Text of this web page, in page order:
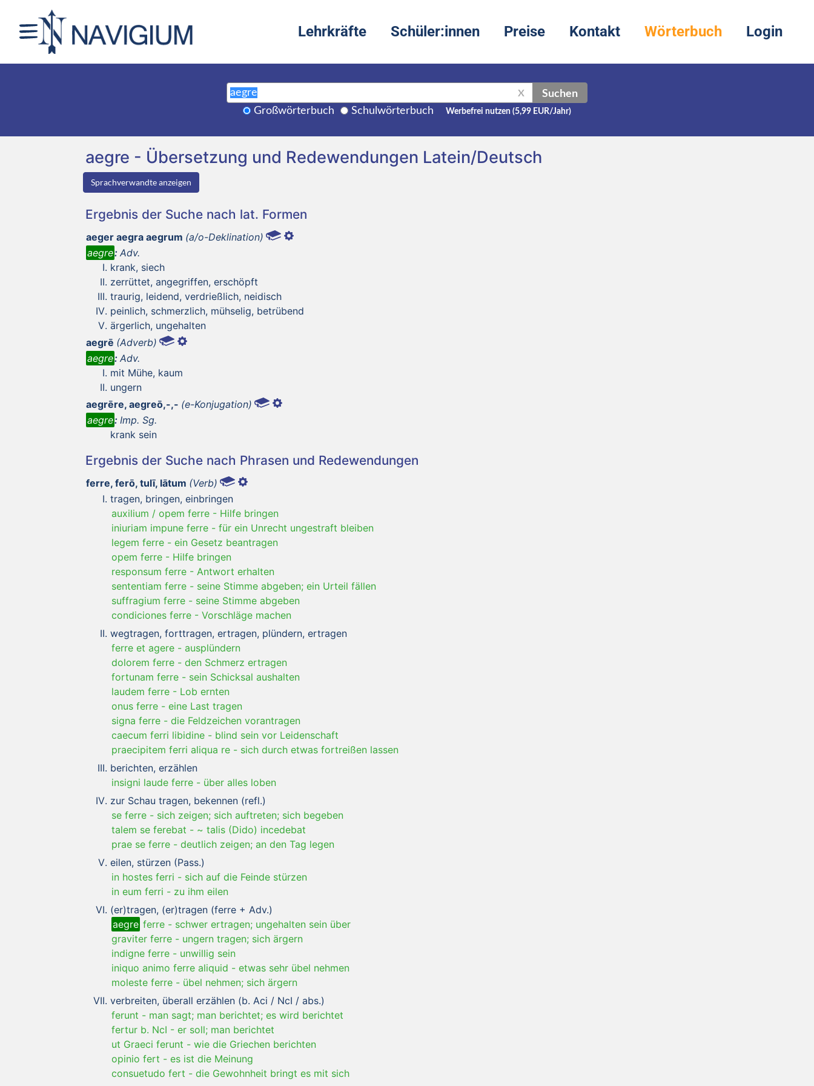
Lehrkräfte Schüler:innen Preise Kontakt Wörterbuch Login
X Suchen
Großwörterbuch Schulwörterbuch Werbefrei nutzen (5,99 EUR/Jahr)
aegre - Übersetzung und Redewendungen Latein/Deutsch
Sprachverwandte anzeigen
Ergebnis der Suche nach lat. Formen
aeger aegra aegrum (a/o-Deklination)
aegre: Adv.
krank, siech
zerrüttet, angegriffen, erschöpft
traurig, leidend, verdrießlich, neidisch
peinlich, schmerzlich, mühselig, betrübend
ärgerlich, ungehalten
aegrē (Adverb)
aegre: Adv.
mit Mühe, kaum
ungern
aegrēre, aegreō,-,- (e-Konjugation)
aegre: Imp. Sg.
krank sein
Ergebnis der Suche nach Phrasen und Redewendungen
ferre, ferō, tulī, lātum (Verb)
tragen, bringen, einbringen
auxilium / opem ferre - Hilfe bringen
iniuriam impune ferre - für ein Unrecht ungestraft bleiben
legem ferre - ein Gesetz beantragen
opem ferre - Hilfe bringen
responsum ferre - Antwort erhalten
sententiam ferre - seine Stimme abgeben; ein Urteil fällen
suffragium ferre - seine Stimme abgeben
condiciones ferre - Vorschläge machen
wegtragen, forttragen, ertragen, plündern, ertragen
ferre et agere - ausplündern
dolorem ferre - den Schmerz ertragen
fortunam ferre - sein Schicksal aushalten
laudem ferre - Lob ernten
onus ferre - eine Last tragen
signa ferre - die Feldzeichen vorantragen
caecum ferri libidine - blind sein vor Leidenschaft
praecipitem ferri aliqua re - sich durch etwas fortreißen lassen
berichten, erzählen
insigni laude ferre - über alles loben
zur Schau tragen, bekennen (refl.)
se ferre - sich zeigen; sich auftreten; sich begeben
talem se ferebat - ~ talis (Dido) incedebat
prae se ferre - deutlich zeigen; an den Tag legen
eilen, stürzen (Pass.)
in hostes ferri - sich auf die Feinde stürzen
in eum ferri - zu ihm eilen
(er)tragen, (er)tragen (ferre + Adv.)
aegre ferre - schwer ertragen; ungehalten sein über
graviter ferre - ungern tragen; sich ärgern
indigne ferre - unwillig sein
iniquo animo ferre aliquid - etwas sehr übel nehmen
moleste ferre - übel nehmen; sich ärgern
verbreiten, überall erzählen (b. Aci / NcI / abs.)
ferunt - man sagt; man berichtet; es wird berichtet
fertur b. NcI - er soll; man berichtet
ut Graeci ferunt - wie die Griechen berichten
opinio fert - es ist die Meinung
consuetudo fert - die Gewohnheit bringt es mit sich